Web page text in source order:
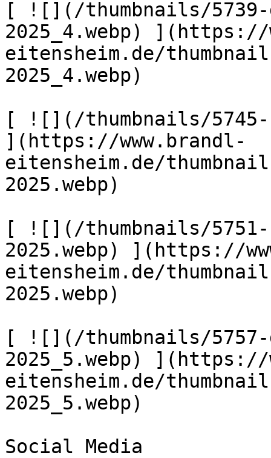
[ ![](/thumbnails/5739-
2025_4.webp) ](https://
eitensheim.de/
2025_4.webp)
[ ![](/thumbnails/5745-
](https://www.brandl-
eitensheim.de/
2025.webp)
[ ![](/thumbnails/5751-
2025.webp) ](https://
eitensheim.de/
2025.webp)
[ ![](/thumbnails/5757-
2025_5.webp) ](https://
eitensheim.de/
2025_5.webp)
Social Media